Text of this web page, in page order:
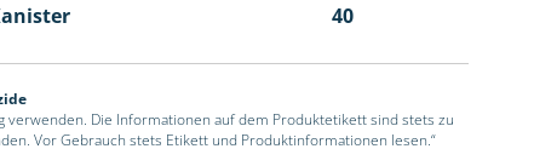
40
Die Informationen auf dem Produktetikett sind stets zu
Vor Gebrauch stets Etikett und Produktinformationen lesen.“